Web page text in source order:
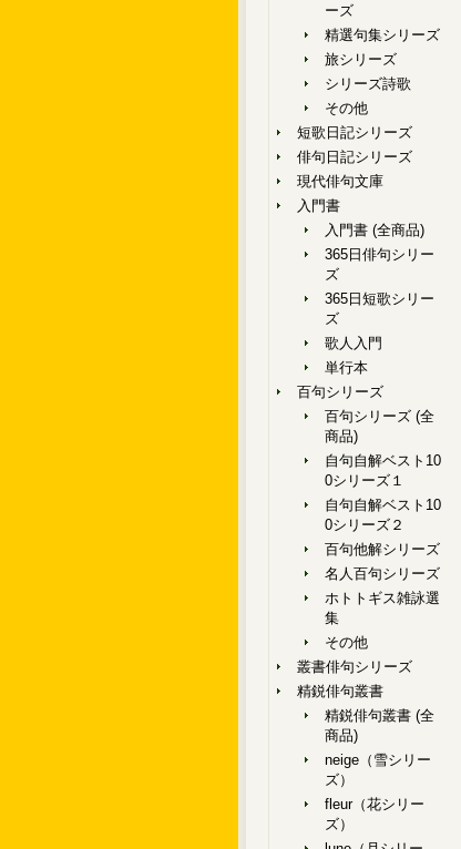
ーズ
精選句集シリーズ
旅シリーズ
シリーズ詩歌
その他
短歌日記シリーズ
俳句日記シリーズ
現代俳句文庫
入門書
入門書 (全商品)
365日俳句シリー
ズ
365日短歌シリー
ズ
歌人入門
単行本
百句シリーズ
百句シリーズ (全
商品)
自句自解ベスト10
0シリーズ１
自句自解ベスト10
0シリーズ２
百句他解シリーズ
名人百句シリーズ
ホトトギス雑詠選
集
その他
叢書俳句シリーズ
精鋭俳句叢書
精鋭俳句叢書 (全
商品)
neige（雪シリー
ズ）
fleur（花シリー
ズ）